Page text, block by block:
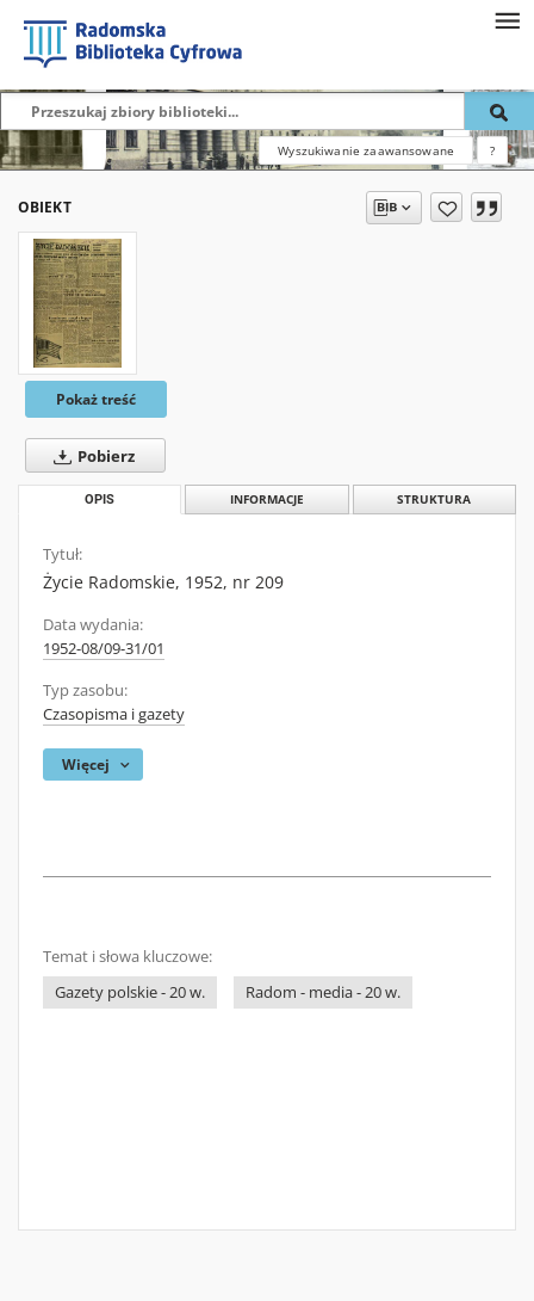
Wyszukiwanie zaawansowane ?
OBIEKT
Pokaż treść
Pobierz
OPIS INFORMACJE STRUKTURA
Tytuł:
Życie Radomskie, 1952, nr 209
Data wydania:
1952-08/09-31/01
Typ zasobu:
Czasopisma i gazety
Więcej
Temat i słowa kluczowe:
Gazety polskie - 20 w.
Radom - media - 20 w.